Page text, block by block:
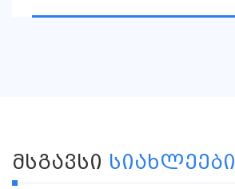
ᲛᲡᲒᲐᲕᲡᲘ ᲡᲘᲐᲮᲚᲔᲔᲑᲘ